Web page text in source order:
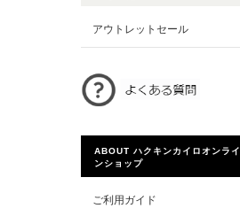
アウトレットセール
ABOUT ハクキンカイロオンライ
ンショップ
ご利用ガイド